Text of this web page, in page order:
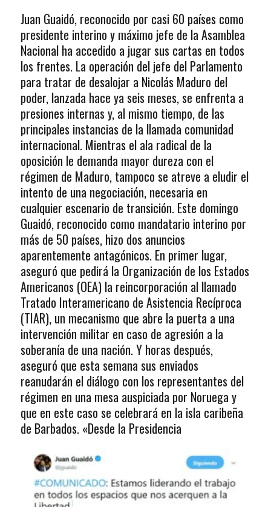
Juan Guaidó, reconocido por casi 60 países como
presidente interino y máximo jefe de la Asamblea
Nacional ha accedido a jugar sus cartas en todos
los frentes. La operación del jefe del Parlamento
para tratar de desalojar a Nicolás Maduro del
poder, lanzada hace ya seis meses, se enfrenta a
presiones internas y, al mismo tiempo, de las
principales instancias de la llamada comunidad
internacional. Mientras el ala radical de la
oposición le demanda mayor dureza con el
régimen de Maduro, tampoco se atreve a eludir el
intento de una negociación, necesaria en
cualquier escenario de transición. Este domingo
Guaidó, reconocido como mandatario interino por
más de 50 países, hizo dos anuncios
aparentemente antagónicos. En primer lugar,
aseguró que pedirá la Organización de los Estados
Americanos (OEA) la reincorporación al llamado
Tratado Interamericano de Asistencia Recíproca
(TIAR), un mecanismo que abre la puerta a una
intervención militar en caso de agresión a la
soberanía de una nación. Y horas después,
aseguró que esta semana sus enviados
reanudarán el diálogo con los representantes del
régimen en una mesa auspiciada por Noruega y
que en este caso se celebrará en la isla caribeña
de Barbados. «Desde la Presidencia